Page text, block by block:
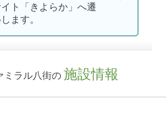
ト「きよらか」へ遷
ます。
ミラル八街の 施設情報